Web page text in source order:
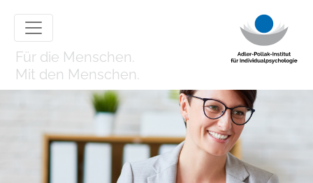
Für die Menschen.
Mit den Menschen.